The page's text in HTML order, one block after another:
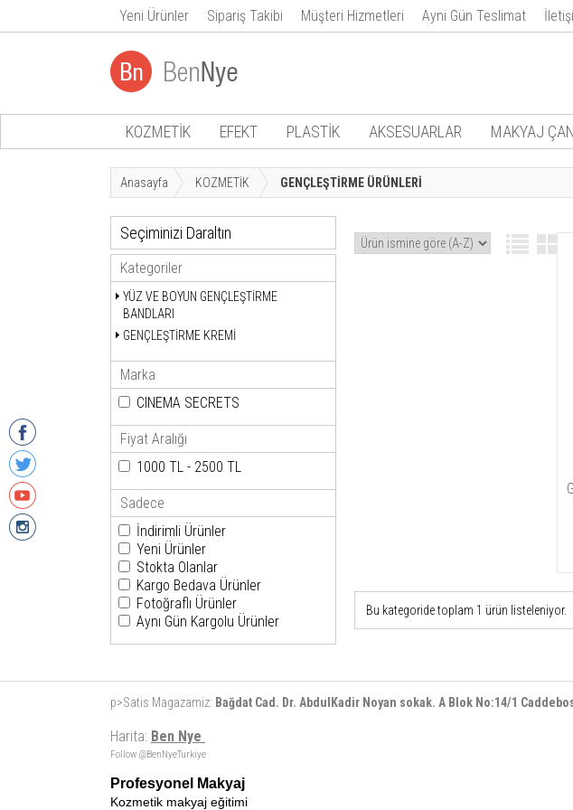
Yeni Ürünler Sipariş Takibi Müşteri Hizmetleri Ayni Gün Teslimat
KOZMETİK EFEKT PLASTİK AKSESUARLAR MAKYAJ
Anasayfa KOZMETİK GENÇLEŞTİRME ÜRÜNLERİ
Seçiminizi Daraltın
Kategoriler
YÜZ VE BOYUN GENÇLEŞTİRME
BANDLARI
GENÇLEŞTİRME KREMİ
Marka
CINEMA SECRETS
Fiyat Aralığı
1000 TL - 2500 TL
Sadece
İndirimli Ürünler
Yeni Ürünler
Stokta Olanlar
Kargo Bedava Ürünler
Fotoğraflı Ürünler
Aynı Gün Kargolu Ürünler
Bu kategoride toplam 1 ürün listeleniyor.
p>Satis Magazamiz: Bağdat Cad. Dr. AbdulKadir Noyan sokak. A Blok No:14/1
Harita: Ben Nye
Follow @BenNyeTurkiye
Profesyonel Makyaj
Kozmetik makyaj eğitimi